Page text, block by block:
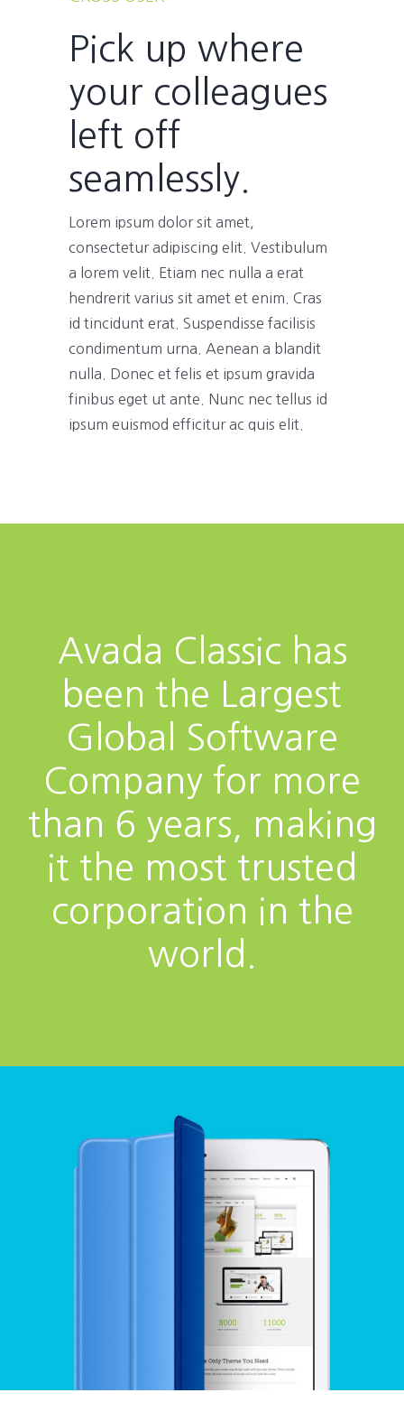
Pick up where
your colleagues
left off
seamlessly.
Lorem ipsum dolor sit amet,
consectetur adipiscing elit. Vestibulum
a lorem velit. Etiam nec nulla a erat
hendrerit varius sit amet et enim. Cras
id tincidunt erat. Suspendisse facilisis
condimentum urna. Aenean a blandit
nulla. Donec et felis et ipsum gravida
finibus eget ut ante. Nunc nec tellus id
ipsum euismod efficitur ac quis elit.
Avada Classic has
been the Largest
Global Software
Company for more
than 6 years, making
it the most trusted
corporation in the
world.